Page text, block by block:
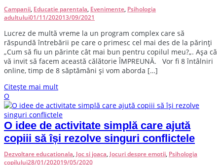
Campanii, Educatie parentala, Evenimente, Psihologia
adultului01/11/202013/09/2021
L ucrez de multă vreme la un program complex care să
răspundă întrebării pe care o primesc cel mai des de la părinți
„Cum să fiu un părinte cât mai bun pentru copilul meu?„. Așa că
vă invit să facem această călătorie ÎMPREUNĂ. Vor fi 8 întâlniri
online, timp de 8 săptămâni și vom aborda […]
Citește mai mult
O
O idee de activitate simplă care ajută
copiii să își rezolve singuri conflictele
Dezvoltare educationala, Joc si joaca, Jocuri despre emotii, Psihologia
copilului28/01/202019/05/2020